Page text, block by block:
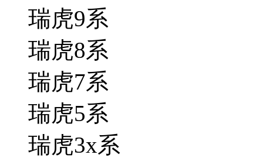
瑞虎9系
瑞虎8系
瑞虎7系
瑞虎5系
瑞虎3x系